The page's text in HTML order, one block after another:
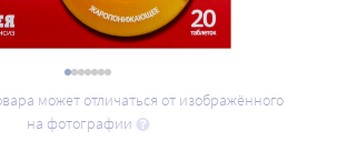
может отличаться от изображённого
на фотографии